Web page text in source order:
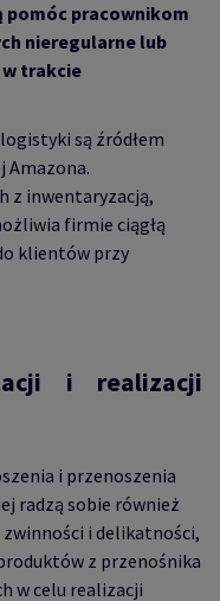
pracownikom
nieregularne lub
trakcie
są źródłem
Amazona.
z inwentaryzacją,
firmie ciągłą
klientów przy
i realizacji
i przenoszenia
radzą sobie również
i delikatności,
z przenośnika
w celu realizacji